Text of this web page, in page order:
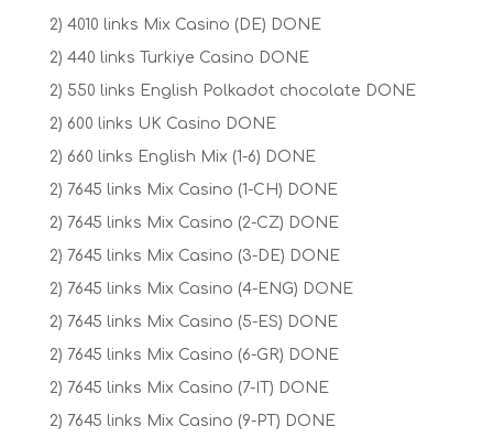
2) 4010 links Mix Casino (DE) DONE
2) 440 links Turkiye Casino DONE
2) 550 links English Polkadot chocolate DONE
2) 600 links UK Casino DONE
2) 660 links English Mix (1-6) DONE
2) 7645 links Mix Casino (1-CH) DONE
2) 7645 links Mix Casino (2-CZ) DONE
2) 7645 links Mix Casino (3-DE) DONE
2) 7645 links Mix Casino (4-ENG) DONE
2) 7645 links Mix Casino (5-ES) DONE
2) 7645 links Mix Casino (6-GR) DONE
2) 7645 links Mix Casino (7-IT) DONE
2) 7645 links Mix Casino (9-PT) DONE